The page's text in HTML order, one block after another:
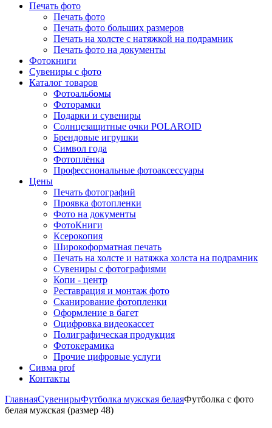
Печать фото
Печать фото
Печать фото больших размеров
Печать на холсте с натяжкой на подрамник
Печать фото на документы
Фотокниги
Сувениры с фото
Каталог товаров
Фотоальбомы
Фоторамки
Подарки и сувениры
Солнцезащитные очки POLAROID
Брендовые игрушки
Символ года
Фотоплёнка
Профессиональные фотоаксессуары
Цены
Печать фотографий
Проявка фотопленки
Фото на документы
ФотоКниги
Ксерокопия
Широкоформатная печать
Печать на холсте и натяжка холста на подрамник
Сувениры с фотографиями
Копи - центр
Реставрация и монтаж фото
Сканирование фотопленки
Оформление в багет
Оцифровка видеокассет
Полиграфическая продукция
Фотокерамика
Прочие цифровые услуги
Сивма prof
Контакты
ГлавнаяСувенирыФутболка мужская белаяФутболка с фото
белая мужская (размер 48)